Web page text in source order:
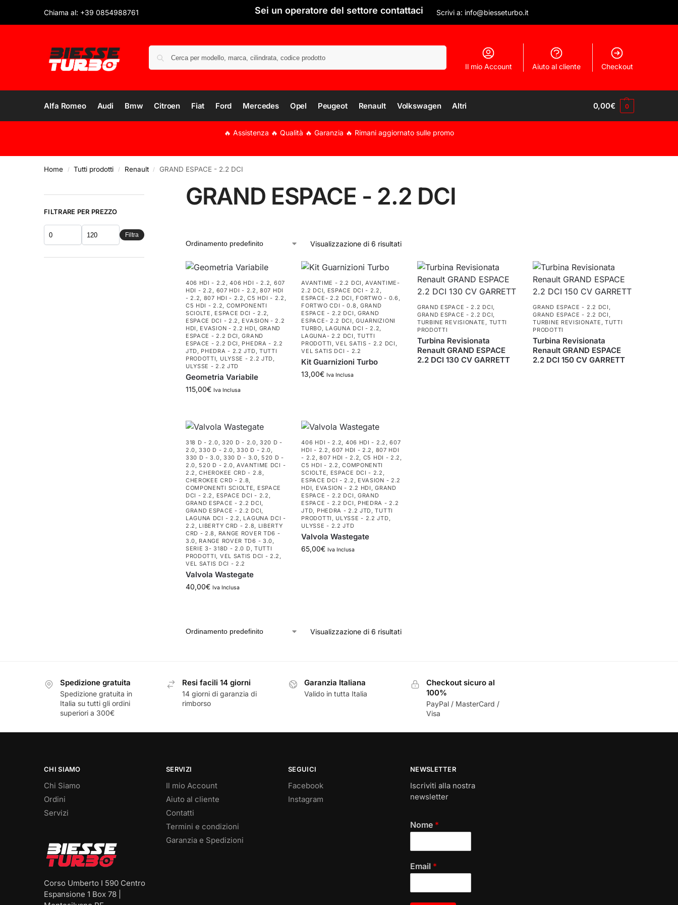
Chiama al: +39 0854988761 Sei un operatore del settore contattaci Scrivi a: info@biesseturbo.it
Il mio Account Aiuto al cliente Checkout
Alfa Romeo Audi Bmw Citroen Fiat Ford Mercedes Opel Peugeot Renault Volkswagen Altri 0,00€ 0
🔥 Assistenza 🔥 Qualità 🔥 Garanzia 🔥 Rimani aggiornato sulle promo
Home / Tutti prodotti / Renault / GRAND ESPACE - 2.2 DCI
GRAND ESPACE - 2.2 DCI
Visualizzazione di 6 risultati
406 HDI - 2.2 ,406 HDI - 2.2, 607
HDI - 2.2 , 607 HDI - 2.2 ,807 HDI
- 2.2, 807 HDI - 2.2 ,C5 HDI - 2.2 ,
C5 HDI - 2.2, COMPONENTI
SCIOLTE , ESPACE DCI - 2.2,
ESPACE DCI - 2.2 , EVASION - 2.2
HDI , EVASION - 2.2 HDI, GRAND
ESPACE - 2.2 DCI ,GRAND
ESPACE - 2.2 DCI , PHEDRA - 2.2
JTD, PHEDRA - 2.2 JTD, TUTTI
PRODOTTI, ULYSSE - 2.2 JTD,
ULYSSE - 2.2 JTD
Geometria Variabile
115,00€ Iva Inclusa
AVANTIME - 2.2 DCI ,AVANTIME-
2.2 DCI, ESPACE DCI - 2.2 ,
ESPACE- 2.2 DCI , FORTWO - 0.6,
FORTWO CDI - 0.8 , GRAND
ESPACE - 2.2 DCI , GRAND
ESPACE- 2.2 DCI ,GUARNIZIONI
TURBO, LAGUNA DCI - 2.2,
LAGUNA- 2.2 DCI ,TUTTI
PRODOTTI ,VEL SATIS - 2.2 DCI ,
VEL SATIS DCI - 2.2
Kit Guarnizioni Turbo
13,00€ Iva Inclusa
GRAND ESPACE - 2.2 DCI,
GRAND ESPACE - 2.2 DCI,
TURBINE REVISIONATE , TUTTI
PRODOTTI
Turbina Revisionata
Renault GRAND ESPACE
2.2 DCI 130 CV GARRETT
GRAND ESPACE - 2.2 DCI ,
GRAND ESPACE - 2.2 DCI ,
TURBINE REVISIONATE ,TUTTI
PRODOTTI
Turbina Revisionata
Renault GRAND ESPACE
2.2 DCI 150 CV GARRETT
318 D - 2.0, 320 D - 2.0,320 D -
2.0,330 D - 2.0,330 D - 2.0,
330 D - 3.0, 330 D - 3.0,520 D -
2.0,520 D - 2.0,AVANTIME DCI -
2.2 ,CHEROKEE CRD - 2.8 ,
CHEROKEE CRD - 2.8,
COMPONENTI SCIOLTE, ESPACE
DCI - 2.2 , ESPACE DCI - 2.2 ,
GRAND ESPACE - 2.2 DCI,
GRAND ESPACE - 2.2 DCI,
LAGUNA DCI - 2.2 , LAGUNA DCI -
2.2 , LIBERTY CRD - 2.8, LIBERTY
CRD - 2.8 , RANGE ROVER TD6 -
3.0, RANGE ROVER TD6 - 3.0,
SERIE 3- 318D - 2.0 D, TUTTI
PRODOTTI, VEL SATIS DCI - 2.2 ,
VEL SATIS DCI - 2.2
Valvola Wastegate
40,00€ Iva Inclusa
406 HDI - 2.2, 406 HDI - 2.2 ,607
HDI - 2.2 ,607 HDI - 2.2 , 807 HDI
- 2.2 ,807 HDI - 2.2, C5 HDI - 2.2 ,
C5 HDI - 2.2 ,COMPONENTI
SCIOLTE, ESPACE DCI - 2.2 ,
ESPACE DCI - 2.2 , EVASION - 2.2
HDI, EVASION - 2.2 HDI ,GRAND
ESPACE - 2.2 DCI , GRAND
ESPACE - 2.2 DCI , PHEDRA - 2.2
JTD, PHEDRA - 2.2 JTD,TUTTI
PRODOTTI , ULYSSE - 2.2 JTD,
ULYSSE - 2.2 JTD
Valvola Wastegate
65,00€ Iva Inclusa
Visualizzazione di 6 risultati
FILTRARE PER PREZZO
Filtra
Spedizione gratuita
Spedizione gratuita in
Italia su tutti gli ordini
superiori a 300€
Resi facili 14 giorni
14 giorni di garanzia di
rimborso
Garanzia Italiana
Valido in tutta Italia
Checkout sicuro al
100%
PayPal / MasterCard /
Visa
CHI SIAMO
Chi Siamo
Ordini
Servizi
Corso Umberto I 590 Centro
Espansione 1 Box 78 |
SERVIZI
Il mio Account
Aiuto al cliente
Contatti
Termini e condizioni
Garanzia e Spedizioni
SEGUICI
Facebook
Instagram
NEWSLETTER
Iscriviti alla nostra
newsletter
Nome *
Email *